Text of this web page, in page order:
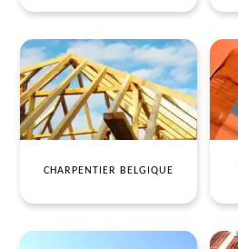
CHARPENTIER BELGIQUE